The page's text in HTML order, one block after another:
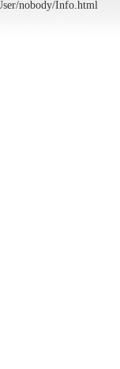
nobody/Info.html